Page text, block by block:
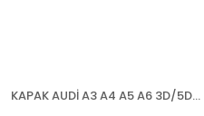
KAPAK AUDİ A3 A4 A5 A6 3D/5D (Q3 2011-) 2008-2010 ASTARLI SAĞ